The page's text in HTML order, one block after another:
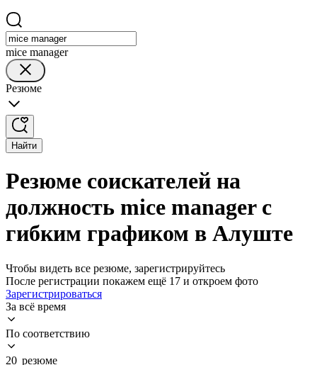
mice manager
Резюме
Найти
Резюме соискателей на
должность mice manager с
гибким графиком в Алуште
Чтобы видеть все резюме, зарегистрируйтесь
После регистрации покажем ещё 17 и откроем фото
Зарегистрироваться
За всё время
По соответствию
20 резюме